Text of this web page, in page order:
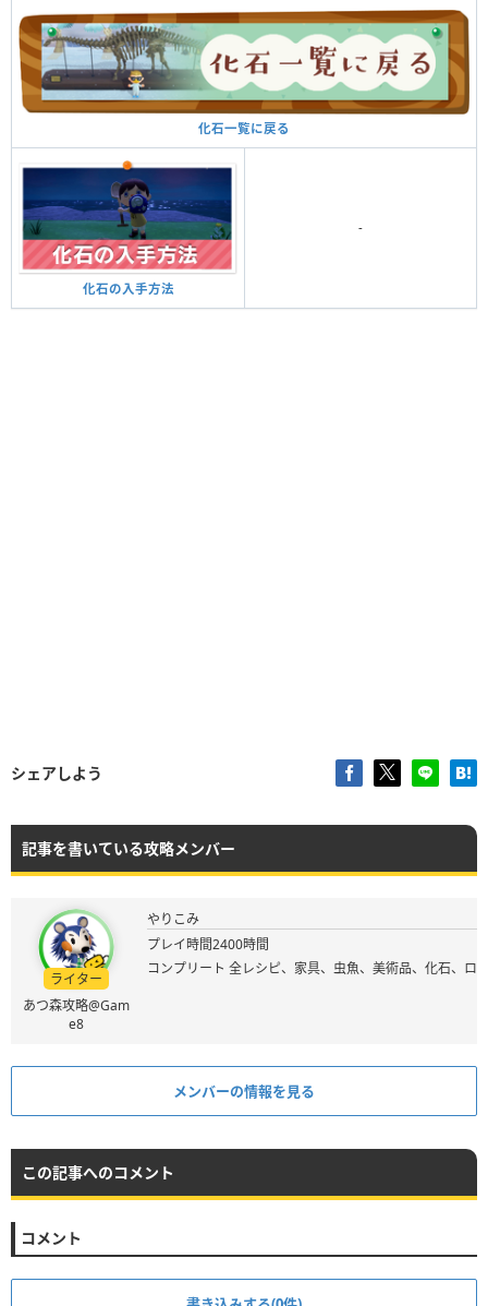
化石一覧に戻る
化石の入手方法
-
シェアしよう
記事を書いている攻略メンバー
ライター
あつ森攻略@Gam
e8
やりこみ
プレイ時間2400時間
コンプリート 全レシピ、家具、虫魚、美術品、化石、ロ
メンバーの情報を見る
この記事へのコメント
コメント